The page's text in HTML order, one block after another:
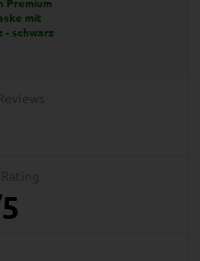
Premium
mit
- schwarz
5